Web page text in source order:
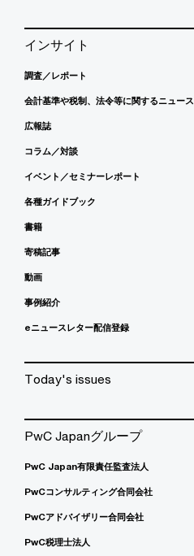
インサイト
調査／レポート
会計基準や税制、法令等に関するニュース
広報誌
コラム／対談
イベント／セミナーレポート
各種ガイドブック
書籍
寄稿記事
動画
事例紹介
eニュースレター配信登録
Today's issues
PwC Japanグループ
PwC Japan有限責任監査法人
PwCコンサルティング合同会社
PwCアドバイザリー合同会社
PwC税理士法人